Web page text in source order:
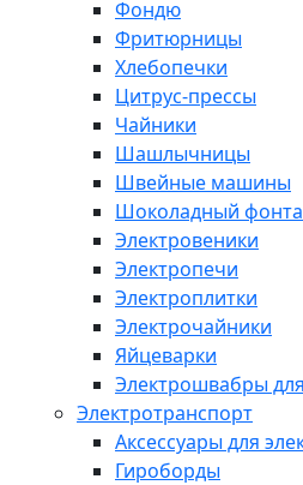
Фондю
Фритюрницы
Хлебопечки
Цитрус-прессы
Чайники
Шашлычницы
Швейные машины
Шоколадный
Электровеники
Электропечи
Электроплитки
Электрочайники
Яйцеварки
Электрошвабры
Электротранспорт
Аксессуары для
Гироборды